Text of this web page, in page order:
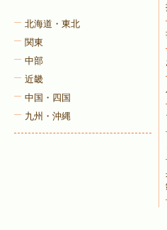
北海道・東北
関東
中部
近畿
中国・四国
九州・沖縄